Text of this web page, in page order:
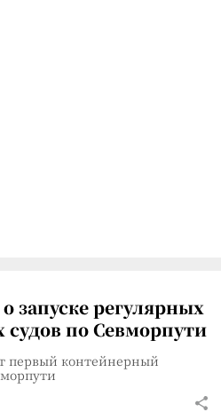
запуске регулярных
судов по Севморпути
первый контейнерный